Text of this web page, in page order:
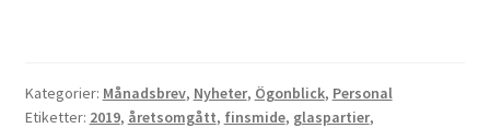
Kategorier: Månadsbrev, Nyheter, Ögonblick, Personal
Etiketter: 2019, åretsomgått, finsmide, glaspartier,